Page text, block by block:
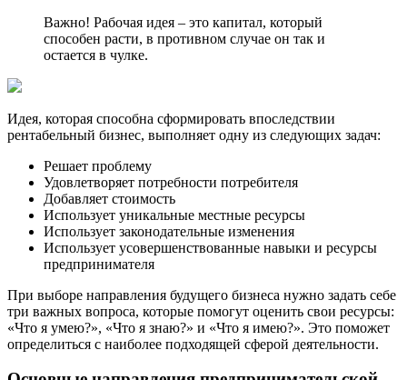
Важно! Рабочая идея – это капитал, который
способен расти, в противном случае он так и
остается в чулке.
Идея, которая способна сформировать впоследствии
рентабельный бизнес, выполняет одну из следующих задач:
Решает проблему
Удовлетворяет потребности потребителя
Добавляет стоимость
Использует уникальные местные ресурсы
Использует законодательные изменения
Использует усовершенствованные навыки и ресурсы
предпринимателя
При выборе направления будущего бизнеса нужно задать себе
три важных вопроса, которые помогут оценить свои ресурсы:
«Что я умею?», «Что я знаю?» и «Что я имею?». Это поможет
определиться с наиболее подходящей сферой деятельности.